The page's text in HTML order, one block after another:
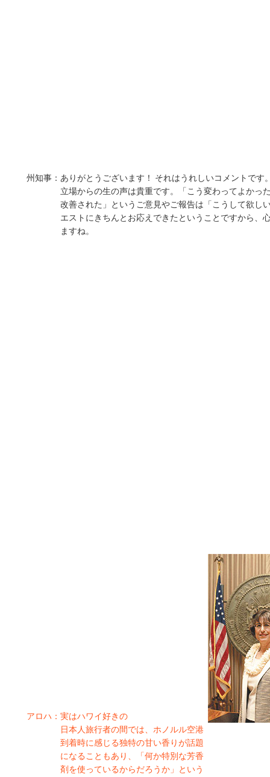
州知事： ありがとうございます！ それはうれしいコメントです
立場からの生の声は貴重です。「こう変わってよかっ
改善された」というご意見やご報告は「こうして欲し
エストにきちんとお応えできたということですから、
ますね。
アロハ： 実はハワイ好きの
日本人旅行者の間では、ホノルル空港
到着時に感じる独特の甘い香りが話題
になることもあり、「何か特別な芳香
剤を使っているからだろうか」という